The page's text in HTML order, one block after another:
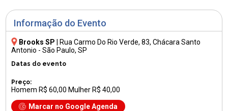
Informação do Evento
Brooks SP Rua Carmo Do Rio Verde, 83, Chácara Santo
Antonio - São Paulo, SP
Datas do evento
Preço:
Homem R$ 60,00 Mulher R$ 40,00
Marcar no Google Agenda